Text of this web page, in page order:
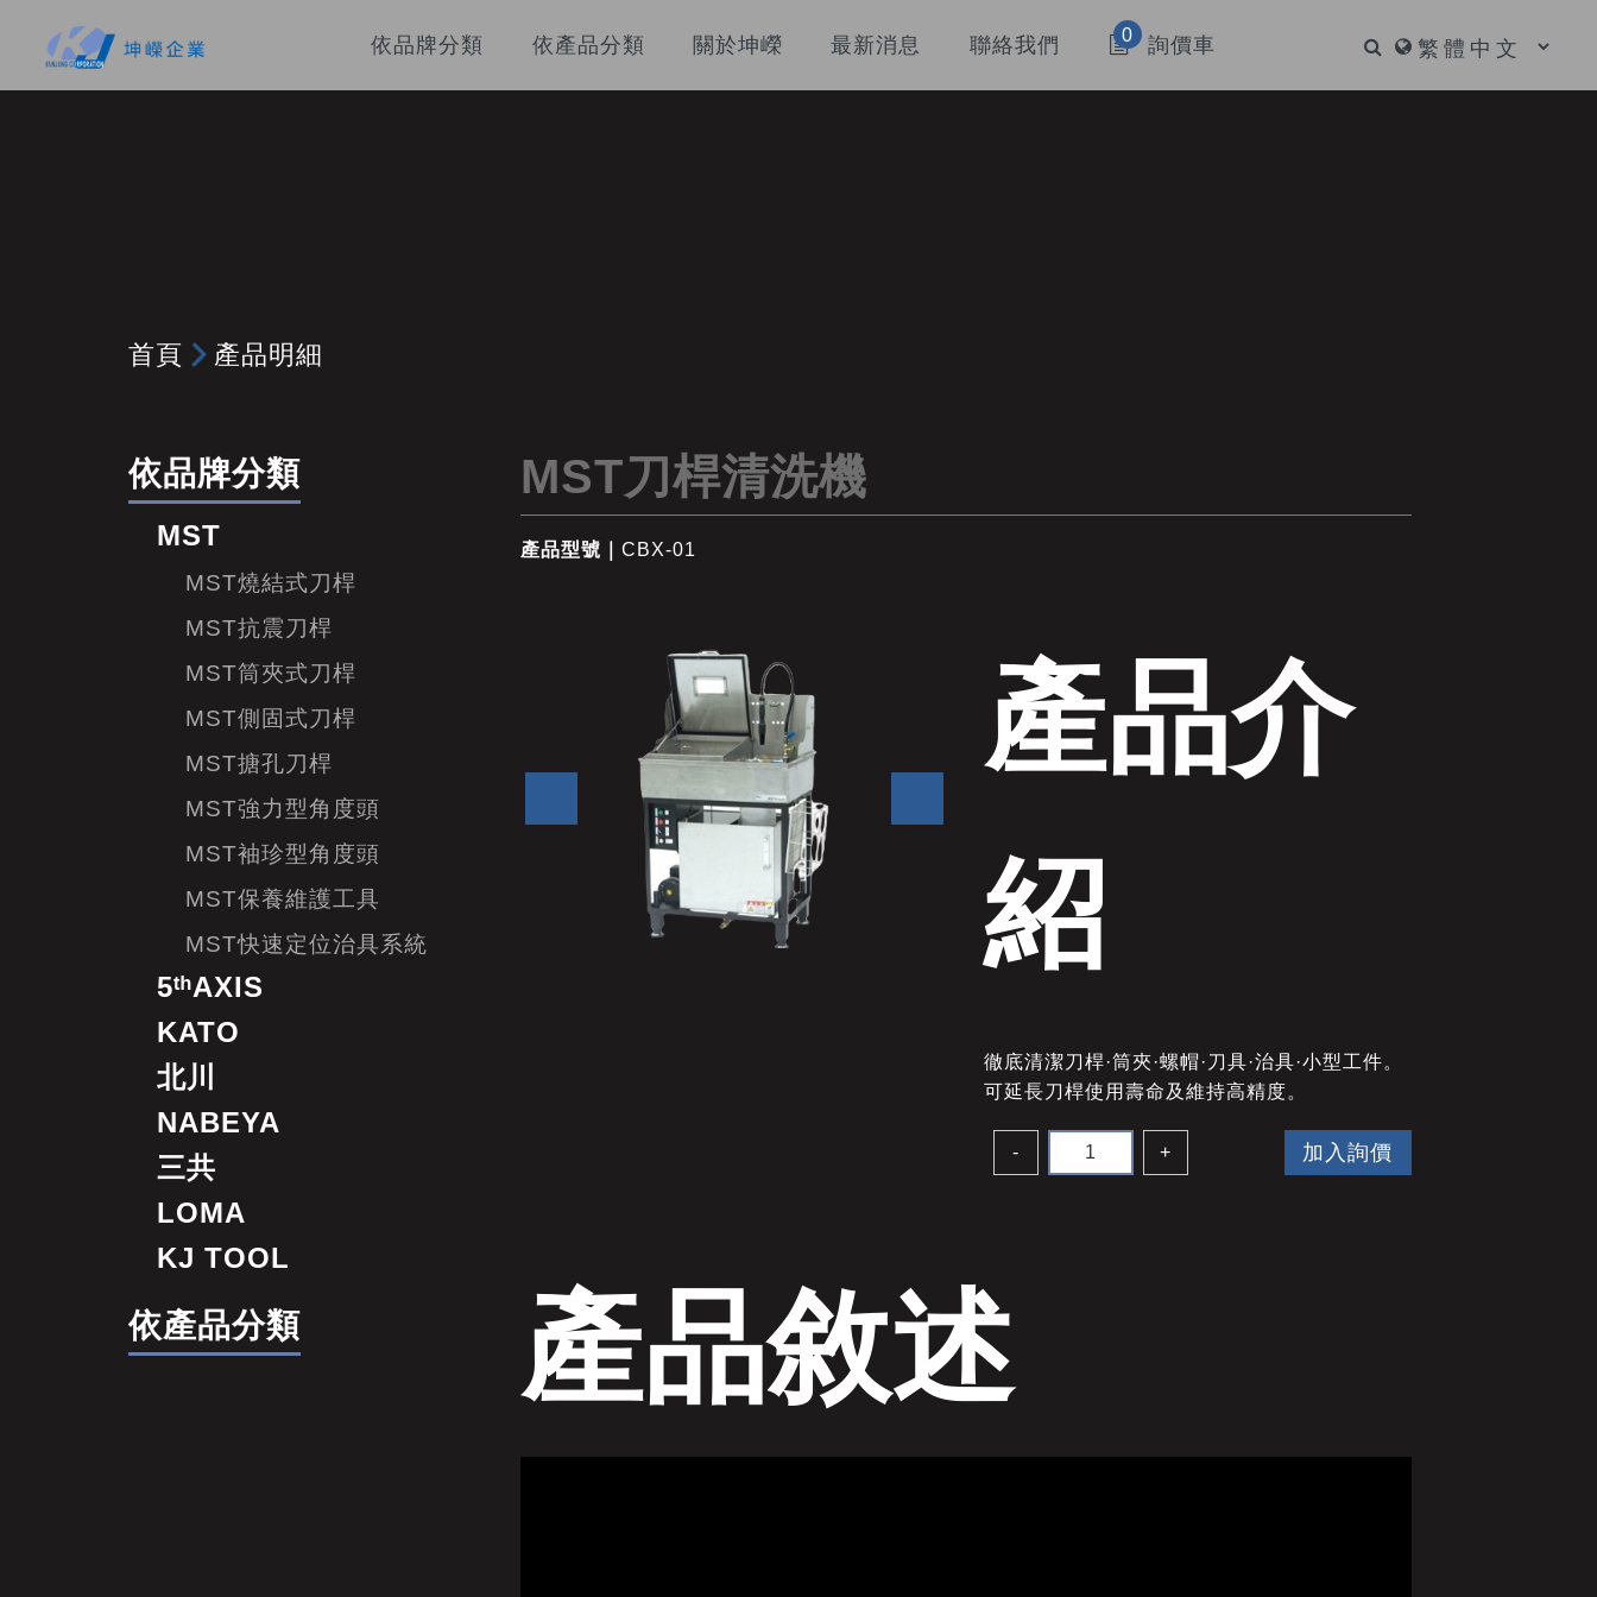
依品牌分類 依產品分類 關於坤嶸 最新消息 聯絡我們 0 詢價車
首頁 產品明細
依品牌分類
MST
MST燒結式刀桿
MST抗震刀桿
MST筒夾式刀桿
MST側固式刀桿
MST搪孔刀桿
MST強力型角度頭
MST袖珍型角度頭
MST保養維護工具
MST快速定位治具系統
5ᵗʰAXIS
KATO
北川
NABEYA
三共
LOMA
KJ TOOL
依產品分類
MST刀桿清洗機
產品型號｜ CBX-01
產品介
紹
徹底清潔刀桿·筒夾·螺帽·刀具·治具·小型工件。
可延長刀桿使用壽命及維持高精度。
- + 加入詢價
產品敘述